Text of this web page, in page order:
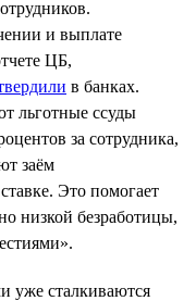
и выплате
ЦБ,
в банках.
льготные ссуды
за сотрудника,
заём
Это помогает
низкой безработицы,
уже сталкиваются